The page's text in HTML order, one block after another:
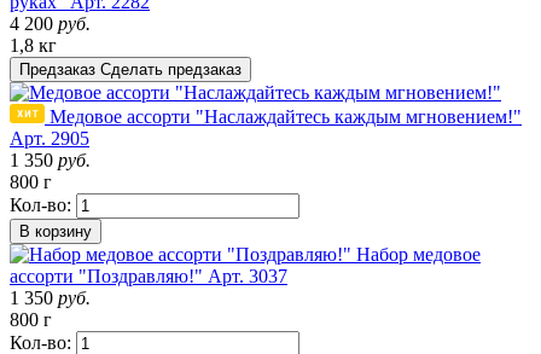
4 200 руб.
1,8 кг
Предзаказ Сделать предзаказ
Медовое ассорти "Наслаждайтесь каждым мгновением!"
Арт. 2905
1 350 руб.
800 г
Кол-во:
В корзину
Набор медовое
ассорти "Поздравляю!" Арт. 3037
1 350 руб.
800 г
Кол-во: